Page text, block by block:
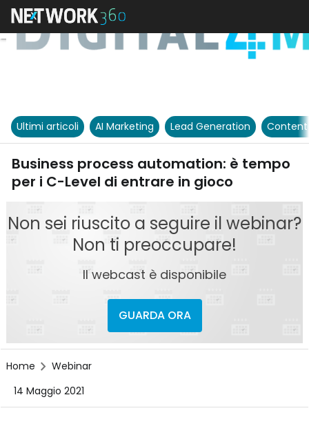
Ultimi articoli AI Marketing Lead Generation
Business process automation: è tempo
per i C-Level di entrare in gioco
Non sei riuscito a seguire il webinar?
Non ti preoccupare!
Il webcast è disponibile
GUARDA ORA
Home
Webinar
14 Maggio 2021